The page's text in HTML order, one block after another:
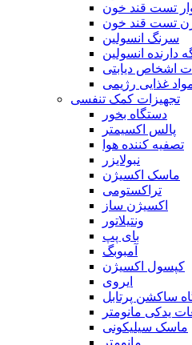
تست قند خون
تست قند خون
سرنگ انسولین
دارنده انسولین
اشخاص دیابتی
غذایی رژیمی
تجهیزات کمک تنفسی
دستگاه بخور
پالس اکسیمتر
تصفیه کننده هوا
نبولایزر
ماسک اکسیژن
تراکستومی
اکسیژن ساز
ونتیلاتور
بای پپ
آمبوبگ
کپسول اکسیژن
ایروی
ساکشن پرتابل
یدکی مانومتر
ماسک سیلیکونی
مانومتر